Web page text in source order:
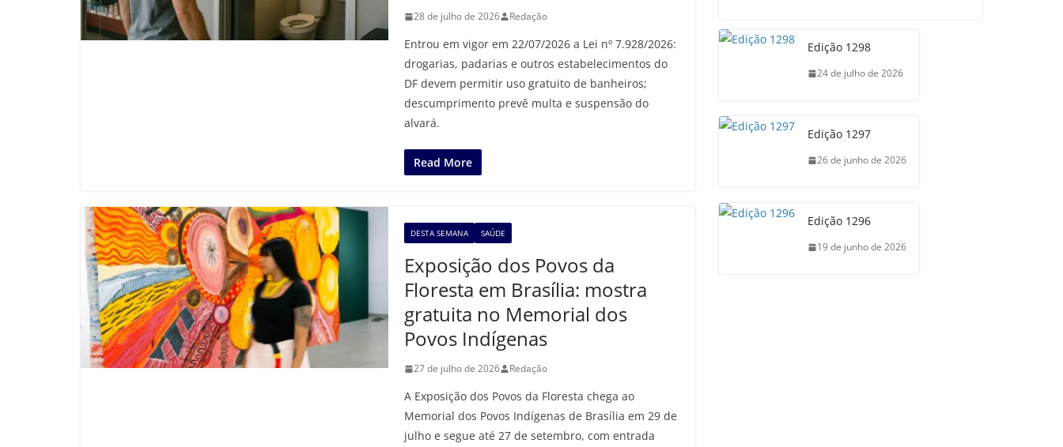
28 de julho de 2026 Redação
Entrou em vigor em 22/07/2026 a Lei nº 7.928/2026:
drogarias, padarias e outros estabelecimentos do
DF devem permitir uso gratuito de banheiros;
descumprimento prevê multa e suspensão do
alvará.
Read More
DESTA SEMANA SAÚDE
Exposição dos Povos da
Floresta em Brasília: mostra
gratuita no Memorial dos
Povos Indígenas
27 de julho de 2026 Redação
A Exposição dos Povos da Floresta chega ao
Memorial dos Povos Indígenas de Brasília em 29 de
julho e segue até 27 de setembro, com entrada
Edição 1298
24 de julho de 2026
Edição 1297
26 de junho de 2026
Edição 1296
19 de junho de 2026